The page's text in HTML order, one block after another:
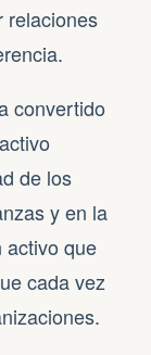
relaciones
convertido
de los
y en la
activo que
cada vez